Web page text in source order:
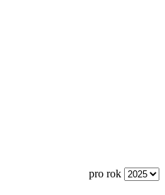
pro rok